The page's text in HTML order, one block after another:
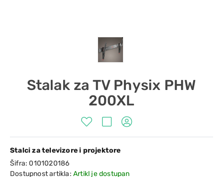
Stalak za TV Physix PHW
200XL
Stalci za televizore i projektore
Šifra:0101020186
Dostupnost artikla: Artikl je dostupan